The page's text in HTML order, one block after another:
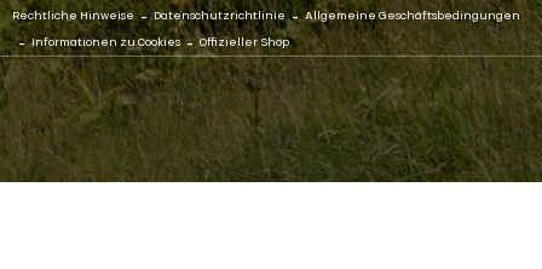
Rechtliche Hinweise - Datenschutzrichtlinie - Allgemeine Geschäftsbedingungen
- Informationen zu Cookies - Offizieller Shop